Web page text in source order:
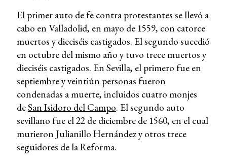
El primer auto de fe contra protestantes se llevó a
cabo en Valladolid, en mayo de 1559, con catorce
muertos y dieciséis castigados. El segundo sucedió
en octubre del mismo año y tuvo trece muertos y
dieciséis castigados. En Sevilla, el primero fue en
septiembre y veintiún personas fueron
condenadas a muerte, incluidos cuatro monjes
deSan Isidoro del Campo. El segundo auto
sevillano fue el 22 de diciembre de 1560, en el cual
murieron Julianillo Hernández y otros trece
seguidores de la Reforma.